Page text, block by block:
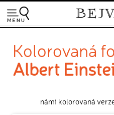
Kolorovaná
Albert
námi kolorovaná